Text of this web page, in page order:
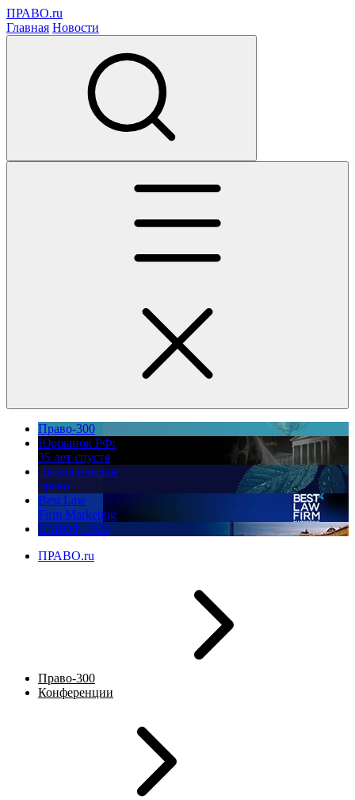
ПРАВО.ru
Главная Новости
Право-300
Юррынок РФ:
35 лет спустя
Экологическое
право
Best Law
Firm Marketing
ПМЮФ 2026
ПРАВО.ru
Право-300
Конференции